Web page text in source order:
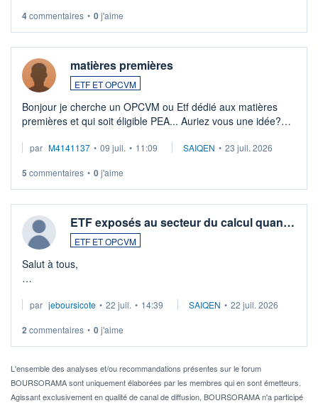
4commentaires • 0j'aime
matières premières
ETF ET OPCVM
Bonjour je cherche un OPCVM ou Etf dédié aux matières
premières et qui soit éligible PEA... Auriez vous une idée?
par M4141137 • 09 juil. • 11:09 SAIQEN • 23 juil. 2026
5 commentaires • 0j'aime
ETF exposés au secteur du calcul quan…
ETF ET OPCVM
Salut à tous,
via un ETF plutôt que des actions individuelles.
Idéalement, je voudrais qu'il soit éligible au PEA.
Pour l' ...
par jeboursicote • 22 juil. • 14:39 SAIQEN • 22 juil. 2026
2 commentaires • 0j'aime
L'ensemble des analyses et/ou recommandations présentes sur le forum
BOURSORAMA sont uniquement élaborées par les membres qui en sont émetteurs.
Agissant exclusivement en qualité de canal de diffusion, BOURSORAMA n'a participé